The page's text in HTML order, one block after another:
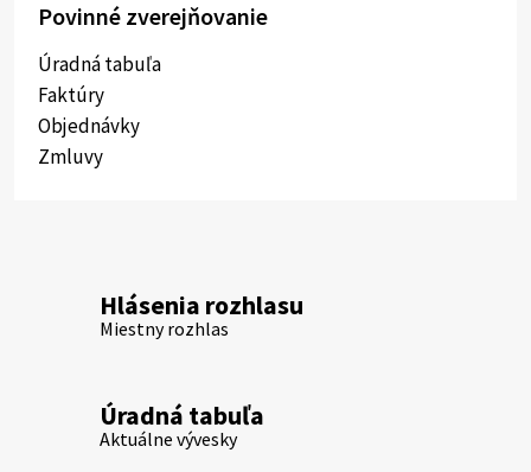
Povinné zverejňovanie
Úradná tabuľa
Faktúry
Objednávky
Zmluvy
Hlásenia rozhlasu
Miestny rozhlas
Úradná tabuľa
Aktuálne vývesky